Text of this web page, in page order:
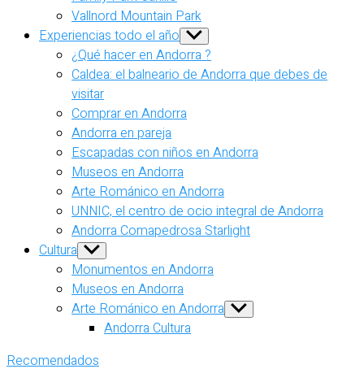
Vallnord Mountain Park
Experiencias todo el año Show
sub
menu
¿Qué hacer en Andorra ?
Caldea: el balneario de Andorra que debes de
visitar
Comprar en Andorra
Andorra en pareja
Escapadas con niños en Andorra
Museos en Andorra
Arte Románico en Andorra
UNNIC, el centro de ocio integral de Andorra
Andorra Comapedrosa Starlight
Cultura Show
sub
menu
Monumentos en Andorra
Museos en Andorra
Arte Románico en Andorra Show
sub
Andorra Cultura
Recomendados